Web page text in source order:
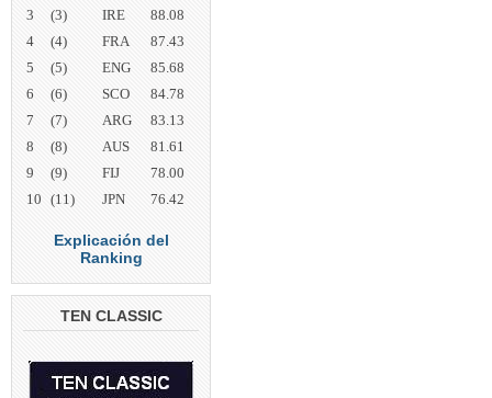
3 (3) IRE
88.08
4
(4) FRA
87.43
5
(5) ENG
85.68
6
(6) SCO
84.78
7
(7) ARG
83.13
8
(8) AUS
81.61
9
(9) FIJ
78.00
10 (11) JPN 76.42
Explicación del
Ranking
TEN CLASSIC